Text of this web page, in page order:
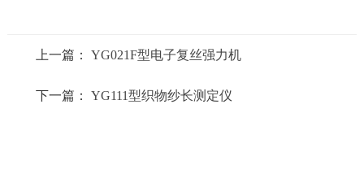
上一篇： YG021F型电子复丝强力机
下一篇： YG111型织物纱长测定仪